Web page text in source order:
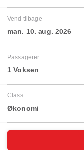
Vend tilbage
man. 10. aug. 2026
Passagerer
1 Voksen
Class
Økonomi